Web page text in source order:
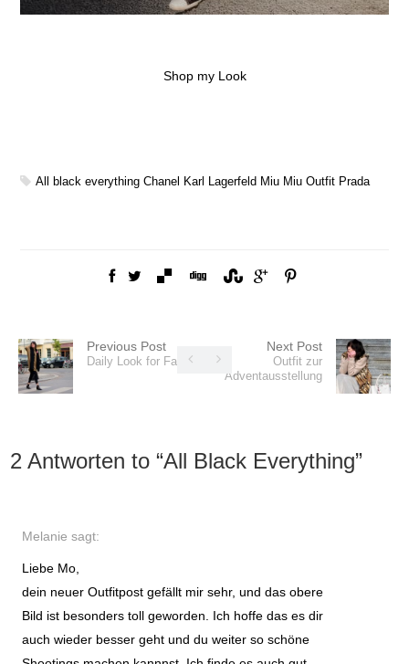
Shop my Look
All black everything Chanel Karl Lagerfeld Miu Miu Outfit Prada
Previous Post
Daily Look for Fall
Next Post
Outfit zur
Adventausstellung
2 Antworten to “All Black Everything”
Melanie sagt:
Liebe Mo,
dein neuer Outfitpost gefällt mir sehr, und das obere
Bild ist besonders toll geworden. Ich hoffe das es dir
auch wieder besser geht und du weiter so schöne